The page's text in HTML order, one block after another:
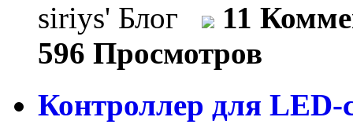
siriys' Блог
11
596 Просмотров
Контроллер для LED-